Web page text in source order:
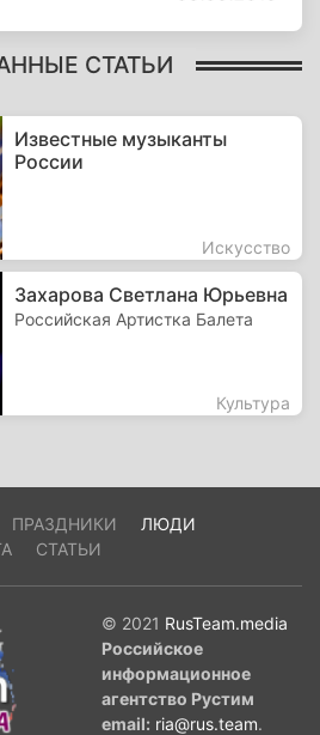
СТАТЬИ
Известные музыканты
России
Искусство
Захарова Светлана Юрьевна
Российская Артистка Балета
Культура
ПРАЗДНИКИ
ЛЮДИ
СТАТЬИ
© 2021 RusTeam.media
Российское
информационное
агентство Рустим
email: ria@rus.team.